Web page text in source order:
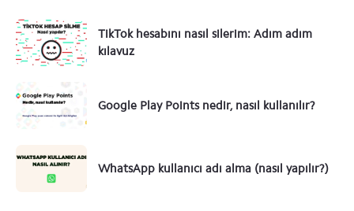
TikTok hesabını nasıl silerim: Adım adım
kılavuz
Google Play Points nedir, nasıl kullanılır?
WhatsApp kullanıcı adı alma (nasıl yapılır?)